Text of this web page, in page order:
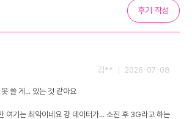
후기 작성
김** ｜ 2026-07-08
여기는 최악이네요 걍 데이터가... 소진 후 3G라고 하는